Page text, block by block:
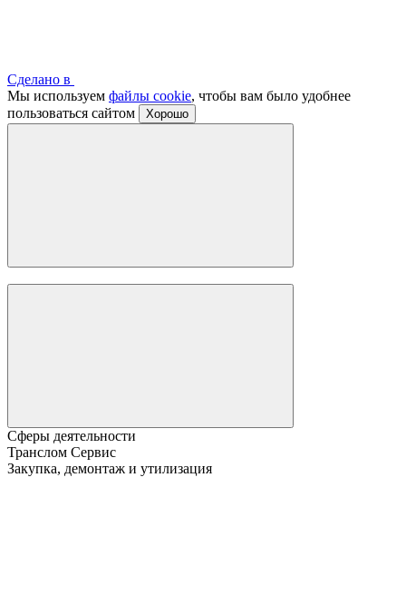
Сделано в
Мы используем файлы cookie, чтобы вам было удобнее
пользоваться сайтом
Хорошо
Сферы деятельности
Транслом Сервис
Закупка, демонтаж и утилизация